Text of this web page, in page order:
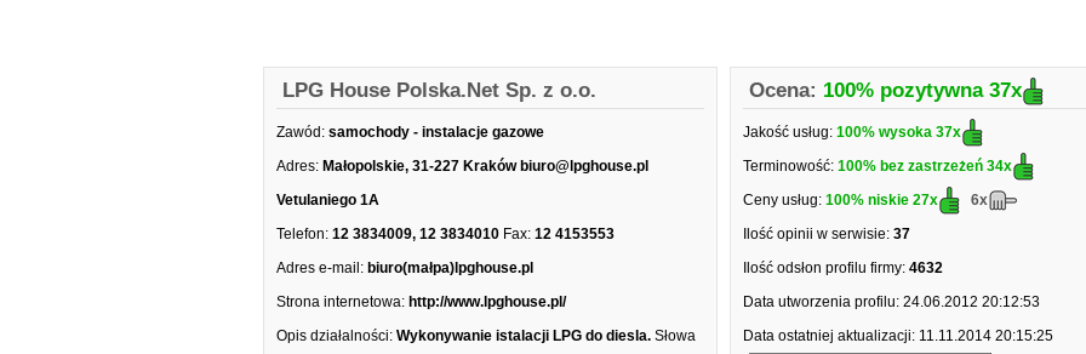
LPG House Polska.Net Sp. z o.o.
Zawód: samochody - instalacje gazowe
Adres: Małopolskie, 31-227 Kraków biuro@lpghouse.pl
Vetulaniego 1A
Telefon: 12 3834009, 12 3834010 Fax: 12 4153553
Adres e-mail: biuro(małpa)lpghouse.pl
Strona internetowa: http://www.lpghouse.pl/
Opis działalności: Wykonywanie istalacji LPG do diesla. Słowa
Ocena: 100% pozytywna 37x
Jakość usług: 100% wysoka 37x
Terminowość: 100% bez zastrzeżeń 34x
Ceny usług: 100% niskie 27x
6x
Ilość opinii w serwisie: 37
Ilość odsłon profilu firmy: 4632
Data utworzenia profilu: 24.06.2012 20:12:53
Data ostatniej aktualizacji: 11.11.2014 20:15:25